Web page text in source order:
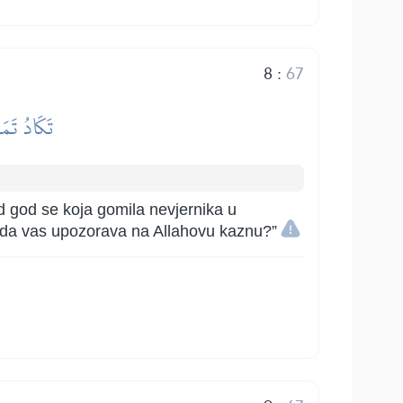
8 :67
تَكَادُ
god se koja gomila nevjernika u
vas upozorava na Allahovu kaznu?”